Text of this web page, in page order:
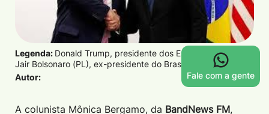
Legenda: Donald Trump, presidente dos Estados Unidos, e
Jair Bolsonaro (PL), ex-presidente do Brasil/Alan Santos/PR
Autor:
A colunista Mônica Bergamo, da BandNews FM,
Fale com a gente